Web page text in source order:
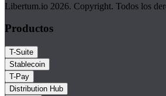
Libertum.io 2026. Copyright. Todos los
Productos
T-Suite
Stablecoin
T-Pay
Distribution Hub